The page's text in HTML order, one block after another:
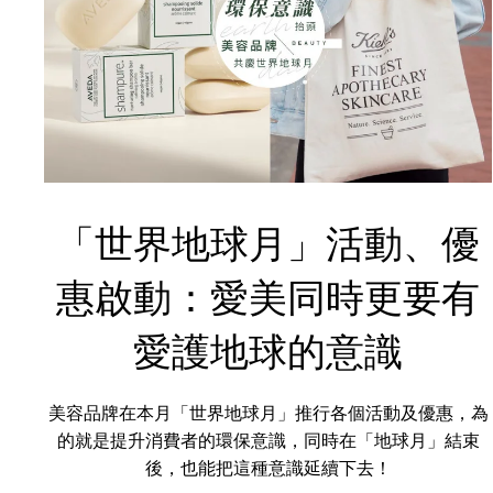
「世界地球月」活動、優
惠啟動：愛美同時更要有
愛護地球的意識
美容品牌在本月「世界地球月」推行各個活動及優惠，為
的就是提升消費者的環保意識，同時在「地球月」結束
後，也能把這種意識延續下去！